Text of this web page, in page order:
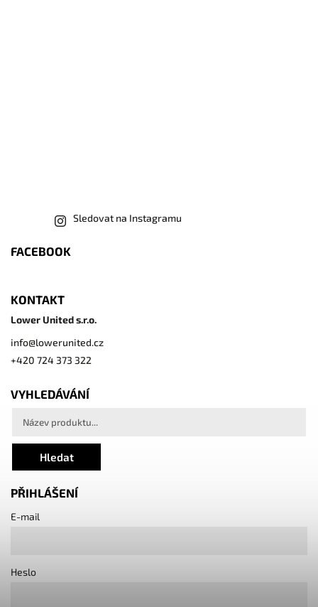
Sledovat na Instagramu
FACEBOOK
KONTAKT
Lower United s.r.o.
info@lowerunited.cz
+420 724 373 322
VYHLEDÁVÁNÍ
Hledat
PŘIHLÁŠENÍ
E-mail
Heslo